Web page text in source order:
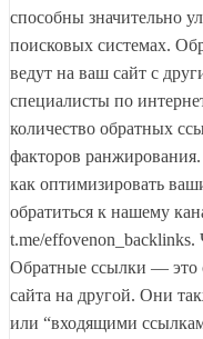
способны значительно
поисковых системах.
ведут на ваш сайт с
специалисты по
количество обратных
факторов
как оптимизировать
обратиться к нашему
t.me/effovenon_backlinks.
Обратные ссылки — это
сайта на другой. Они
или “входящими